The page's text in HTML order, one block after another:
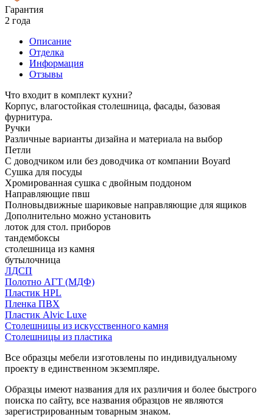
Гарантия
2 года
Описание
Отделка
Информация
Отзывы
Что входит в комплект кухни?
Корпус, влагостойкая столешница, фасады, базовая
фурнитура.
Ручки
Различные варианты дизайна и материала на выбор
Петли
С доводчиком или без доводчика от компании Boyard
Сушка для посуды
Хромированная сушка с двойным поддоном
Направляющие пвш
Полновыдвижные шариковые направляющие для ящиков
Дополнительно можно установить
лоток для стол. приборов
тандембоксы
столешница из камня
бутылочница
ЛДСП
Полотно АГТ (МДФ)
Пластик HPL
Пленка ПВХ
Пластик Alvic Luxe
Столешницы из искусственного камня
Столешницы из пластика
Все образцы мебели изготовлены по индивидуальному
проекту в единственном экземпляре.
Образцы имеют названия для их различия и более быстрого
поиска по сайту, все названия образцов не являются
зарегистрированным товарным знаком.